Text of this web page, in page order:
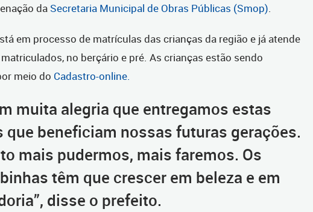
da Secretaria Municipal de Obras Públicas (Smop)
em processo de matrículas das crianças da região e já atende
no berçário e pré. As crianças estão sendo
meio do Cadastro-online.
muita alegria que entregamos estas
que beneficiam nossas futuras gerações.
mais pudermos, mais faremos. Os
têm que crescer em beleza e em
disse o prefeito.